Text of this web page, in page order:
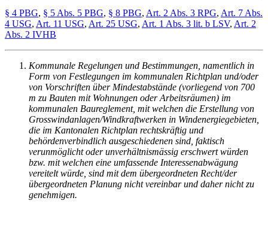
§ 4 PBG, § 5 Abs. 5 PBG, § 8 PBG, Art. 2 Abs. 3 RPG, Art. 7 Abs.
4 USG, Art. 11 USG, Art. 25 USG, Art. 1 Abs. 3 lit. b LSV, Art. 2
Abs. 2 IVHB
Kommunale Regelungen und Bestimmungen, namentlich in
Form von Festlegungen im kommunalen Richtplan und/oder
von Vorschriften über Mindestabstände (vorliegend von 700
m zu Bauten mit Wohnungen oder Arbeitsräumen) im
kommunalen Baureglement, mit welchen die Erstellung von
Grosswindanlagen/Windkraftwerken in Windenergiegebieten,
die im Kantonalen Richtplan rechtskräftig und
behördenverbindlich ausgeschiedenen sind, faktisch
verunmöglicht oder unverhältnismässig erschwert würden
bzw. mit welchen eine umfassende Interessenabwägung
vereitelt würde, sind mit dem übergeordneten Recht/der
übergeordneten Planung nicht vereinbar und daher nicht zu
genehmigen.